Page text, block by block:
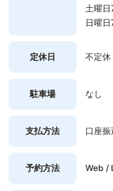
土曜
日曜
定休日 不定休
駐車場 なし
支払方法 口座
予約方法 Web /